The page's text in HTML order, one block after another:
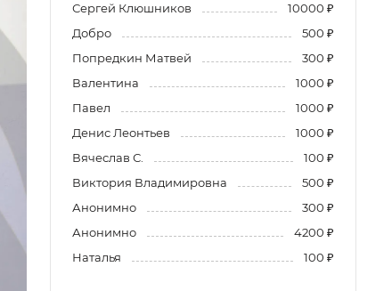
Сергей Клюшников
10000 ₽
Добро
500 ₽
Попредкин Матвей
300 ₽
Валентина
1000 ₽
Павел
1000 ₽
Денис Леонтьев
1000 ₽
Вячеслав С.
100 ₽
Виктория Владимировна
500 ₽
Анонимно
300 ₽
Анонимно
4200 ₽
Наталья
100 ₽